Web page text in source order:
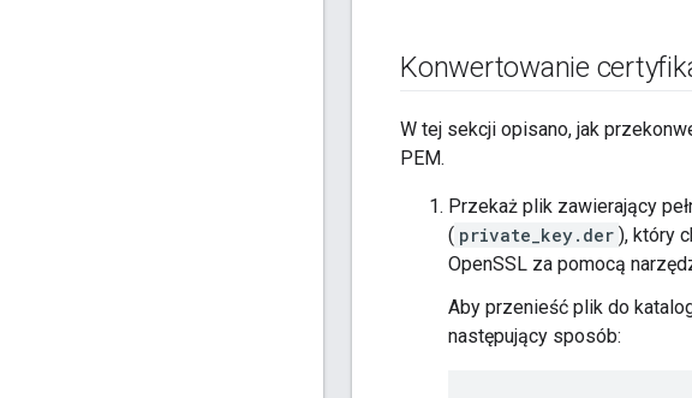
Konwertowanie
W tej sekcji opisano, jak
PEM.
Przekaż plik zawierający
( private_key.der ), który
OpenSSL za pomocą
Aby przenieść plik do
następujący sposób: